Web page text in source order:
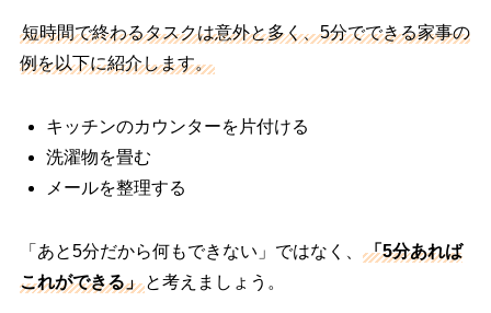
短時間で終わるタスクは意外と多く、5分でできる家事の
例を以下に紹介します。
キッチンのカウンターを片付ける
洗濯物を畳む
メールを整理する
「あと5分だから何もできない」ではなく、
「5分あれば
これができる」と考えましょう。